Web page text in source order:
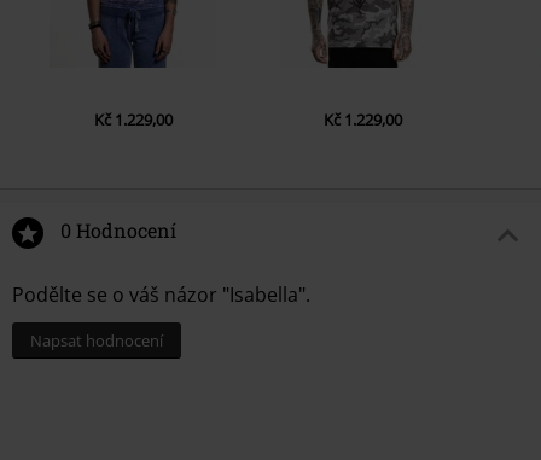
Kč 1.229,00 Kč 1.229,00
0 Hodnocení
Podělte se o váš názor "Isabella".
Napsat hodnocení